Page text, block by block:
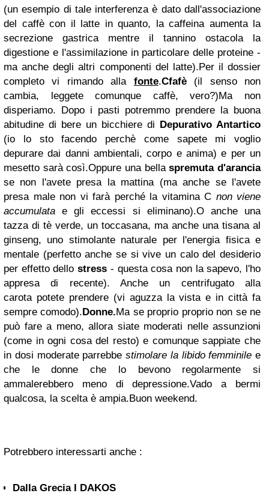
(un esempio di tale interferenza è dato dall'associazione
del caffè con il latte in quanto, la caffeina aumenta la
secrezione gastrica mentre il tannino ostacola la
digestione e l'assimilazione in particolare delle proteine -
ma anche degli altri componenti del latte).Per il dossier
completo vi rimando alla fonte.Cfafè (il senso non
cambia, leggete comunque caffè, vero?)Ma non
disperiamo. Dopo i pasti potremmo prendere la buona
abitudine di bere un bicchiere di Depurativo Antartico
(io lo sto facendo perchè come sapete mi voglio
depurare dai danni ambientali, corpo e anima) e per un
mesetto sarà così.Oppure una bellaspremuta d'arancia
se non l'avete presa la mattina (ma anche se l'avete
presa male non vi farà perché la vitamina C non viene
accumulata e gli eccessi si eliminano).O anche una
tazza di tè verde, un toccasana, ma anche unatisana al
ginseng, uno stimolante naturale per l'energia fisica e
mentale (perfetto anche se si vive un calo del desiderio
per effetto dellostress - questa cosa non la sapevo, l'ho
appresa di recente). Anche un centrifugato alla
carota potete prendere (vi aguzza la vista e in città fa
sempre comodo).Donne.Ma se proprio proprio non se ne
può fare a meno, allora siate moderati nelle assunzioni
(come in ogni cosa del resto) e comunque sappiate che
in dosi moderate parrebbe stimolare la libido femminile e
che le donne che lo bevono regolarmente si
ammalerebbero meno di depressione.Vado a bermi
qualcosa, la scelta è ampia.Buon weekend.
Potrebbero interessarti anche :
Dalla Grecia I DAKOS